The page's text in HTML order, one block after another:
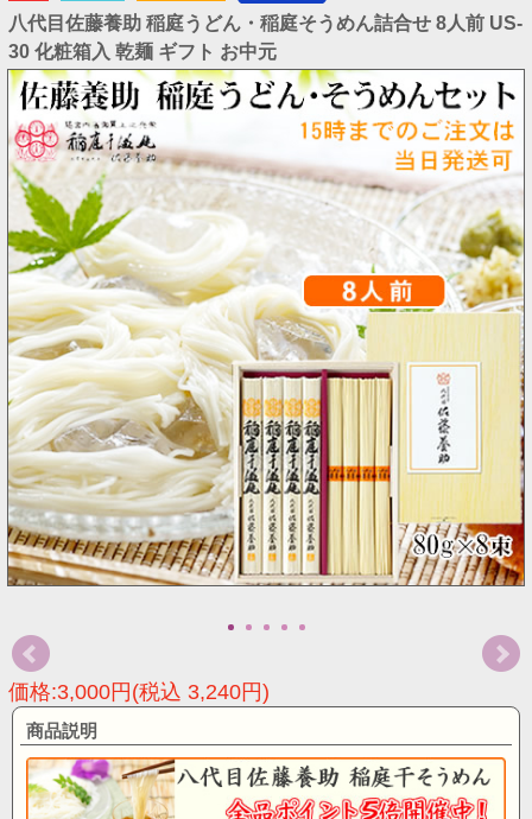
八代目佐藤養助 稲庭うどん・稲庭そうめん詰合せ 8人前 US-
30 化粧箱入 乾麺 ギフト お中元
価格:3,000円(税込 3,240円)
商品説明